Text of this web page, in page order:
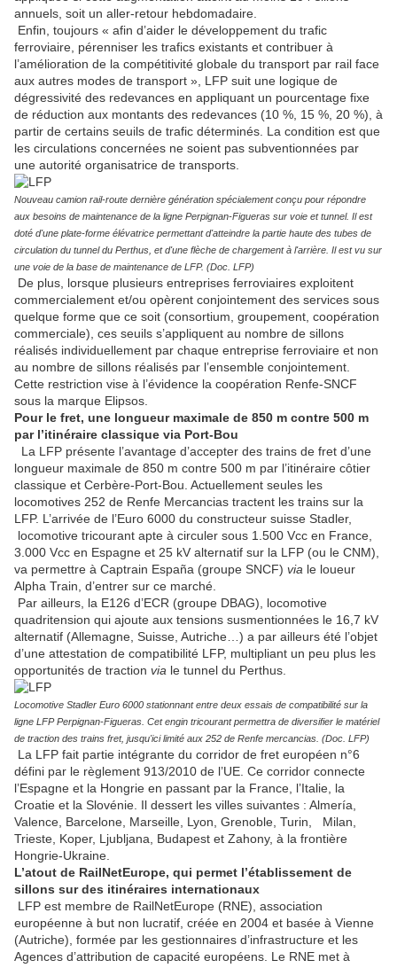
annuels, soit un aller-retour hebdomadaire.
Enfin, toujours « afin d’aider le développement du trafic
ferroviaire, pérenniser les trafics existants et contribuer à
l’amélioration de la compétitivité globale du transport par rail face
aux autres modes de transport », LFP suit une logique de
dégressivité des redevances en appliquant un pourcentage fixe
de réduction aux montants des redevances (10 %, 15 %, 20 %), à
partir de certains seuils de trafic déterminés. La condition est que
les circulations concernées ne soient pas subventionnées par
une autorité organisatrice de transports.
Nouveau camion rail-route dernière génération spécialement conçu pour répondre
aux besoins de maintenance de la ligne Perpignan-Figueras sur voie et tunnel. Il est
doté d'une plate-forme élévatrice permettant d'atteindre la partie haute des tubes de
circulation du tunnel du Perthus, et d'une flèche de chargement à l'arrière. Il est vu sur
une voie de la base de maintenance de LFP. (Doc. LFP)
De plus, lorsque plusieurs entreprises ferroviaires exploitent
commercialement et/ou opèrent conjointement des services sous
quelque forme que ce soit (consortium, groupement, coopération
commerciale), ces seuils s’appliquent au nombre de sillons
réalisés individuellement par chaque entreprise ferroviaire et non
au nombre de sillons réalisés par l’ensemble conjointement.
Cette restriction vise à l’évidence la coopération Renfe-SNCF
sous la marque Elipsos.
Pour le fret, une longueur maximale de 850 m contre 500 m
par l’itinéraire classique via Port-Bou
La LFP présente l’avantage d’accepter des trains de fret d’une
longueur maximale de 850 m contre 500 m par l’itinéraire côtier
classique et Cerbère-Port-Bou. Actuellement seules les
locomotives 252 de Renfe Mercancias tractent les trains sur la
LFP. L’arrivée de l’Euro 6000 du constructeur suisse Stadler,
locomotive tricourant apte à circuler sous 1.500 Vcc en France,
3.000 Vcc en Espagne et 25 kV alternatif sur la LFP (ou le CNM),
va permettre à Captrain España (groupe SNCF) via le loueur
Alpha Train, d’entrer sur ce marché.
Par ailleurs, la E126 d’ECR (groupe DBAG), locomotive
quadritension qui ajoute aux tensions susmentionnées le 16,7 kV
alternatif (Allemagne, Suisse, Autriche…) a par ailleurs été l’objet
d’une attestation de compatibilité LFP, multipliant un peu plus les
opportunités de traction via le tunnel du Perthus.
Locomotive Stadler Euro 6000 stationnant entre deux essais de compatibilité sur la
ligne LFP Perpignan-Figueras. Cet engin tricourant permettra de diversifier le matériel
de traction des trains fret, jusqu'ici limité aux 252 de Renfe mercancias. (Doc. LFP)
La LFP fait partie intégrante du corridor de fret européen n°6
défini par le règlement 913/2010 de l’UE. Ce corridor connecte
l’Espagne et la Hongrie en passant par la France, l’Italie, la
Croatie et la Slovénie. Il dessert les villes suivantes : Almería,
Valence, Barcelone, Marseille, Lyon, Grenoble, Turin, Milan,
Trieste, Koper, Ljubljana, Budapest et Zahony, à la frontière
Hongrie-Ukraine.
L’atout de RailNetEurope, qui permet l’établissement de
sillons sur des itinéraires internationaux
LFP est membre de RailNetEurope (RNE), association
européenne à but non lucratif, créée en 2004 et basée à Vienne
(Autriche), formée par les gestionnaires d’infrastructure et les
Agences d’attribution de capacité européens. Le RNE met à